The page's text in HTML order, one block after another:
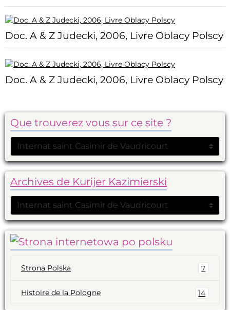
Doc. A & Z Judecki, 2006, Livre Oblacy Polscy
Doc. A & Z Judecki, 2006, Livre Oblacy Polscy
Que trouverez vous sur ce site ?
Archives de Kurijer Kazimierski
Strona Polska 7
Histoire de la Pologne 14